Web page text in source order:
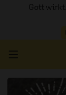
Gott